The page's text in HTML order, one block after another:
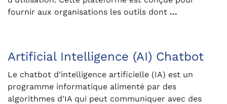
fournir aux organisations les outils dont ...
Artificial Intelligence (AI) Chatbot
Le chatbot d'intelligence artificielle (IA) est un
programme informatique alimenté par des
algorithmes d'IA qui peut communiquer avec des